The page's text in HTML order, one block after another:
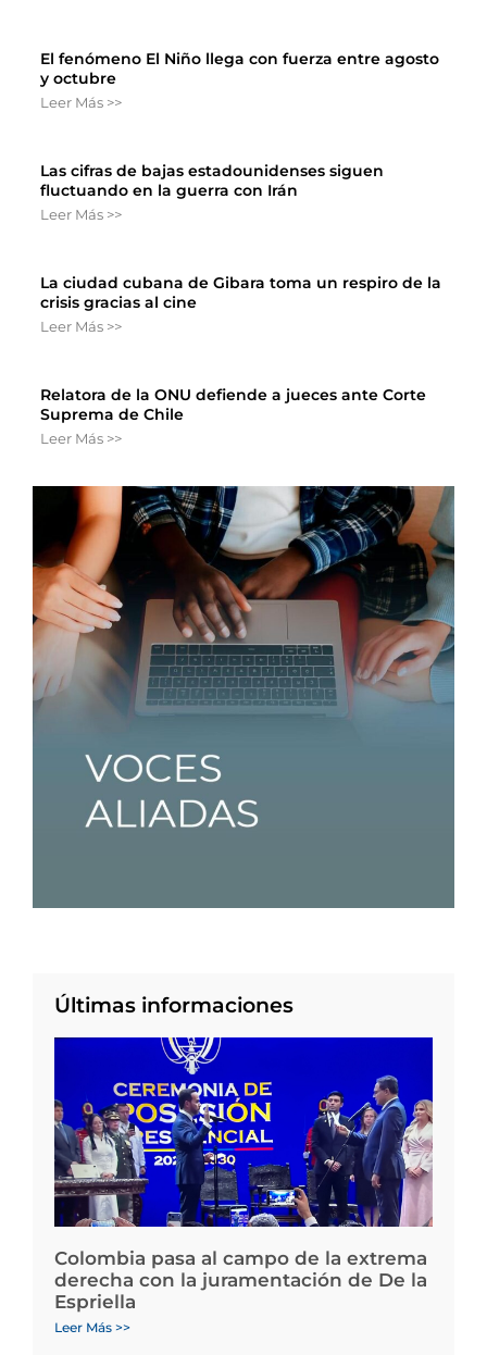
El fenómeno El Niño llega con fuerza entre agosto
y octubre
Leer Más >>
Las cifras de bajas estadounidenses siguen
fluctuando en la guerra con Irán
Leer Más >>
La ciudad cubana de Gibara toma un respiro de la
crisis gracias al cine
Leer Más >>
Relatora de la ONU defiende a jueces ante Corte
Suprema de Chile
Leer Más >>
Últimas informaciones
Colombia pasa al campo de la extrema
derecha con la juramentación de De la
Espriella
Leer Más >>